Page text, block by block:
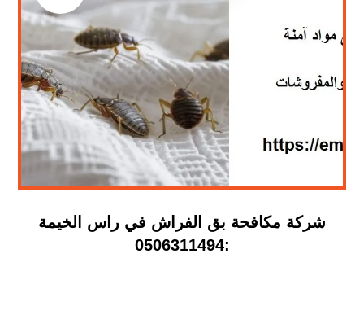
شركة مكافحة بق الفراش في راس الخيمة
:0506311494